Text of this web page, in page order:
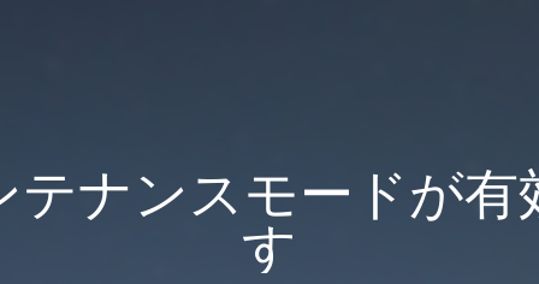
テナンスモードが有
す